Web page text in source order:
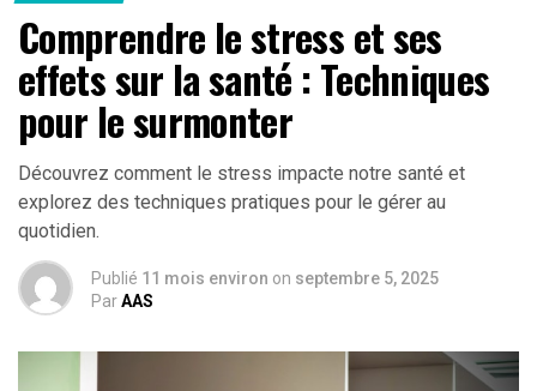
Comprendre le stress et ses
effets sur la santé : Techniques
pour le surmonter
Découvrez comment le stress impacte notre santé et
explorez des techniques pratiques pour le gérer au
quotidien.
Publié 11 mois environ on septembre 5, 2025
ParAAS